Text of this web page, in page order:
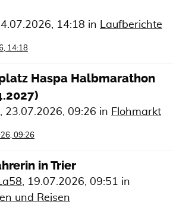
14:18 in Laufberichte
14:18
Haspa Halbmarathon
, 23.07.2026, 09:26 in Flohmarkt
09:26
in Trier
, 19.07.2026, 09:51 in
und Reisen